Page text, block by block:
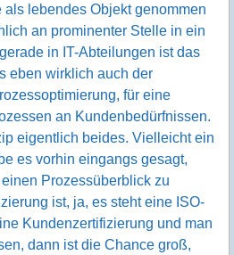
lebendes Objekt genommen
an prominenter Stelle in ein
in IT-Abteilungen ist das
eben wirklich auch der
für eine
an Kundenbedürfnissen.
eigentlich beides. Vielleicht ein
es vorhin eingangs gesagt,
Prozessüberblick zu
ist, ja, es steht eine ISO-
Kundenzertifizierung und man
dann ist die Chance groß,